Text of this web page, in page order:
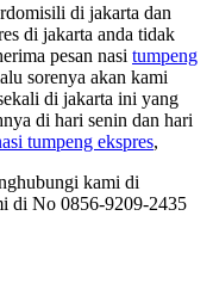
di jakarta dan
di jakarta anda tidak
pesan nasi tumpeng
sorenya akan kami
di jakarta ini yang
di hari senin dan hari
tumpeng ekspres,
kami di
di No 0856-9209-2435